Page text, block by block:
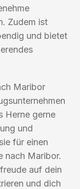
Zudem ist
und bietet
Maribor
Herne gerne
und
für einen
nach Maribor.
auf dein
und dich